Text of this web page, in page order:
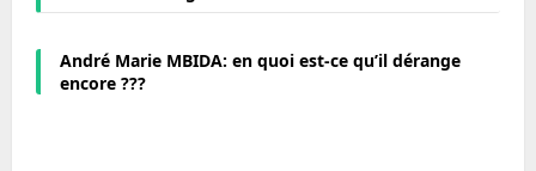
André Marie MBIDA: en quoi est-ce qu’il dérange
encore ???